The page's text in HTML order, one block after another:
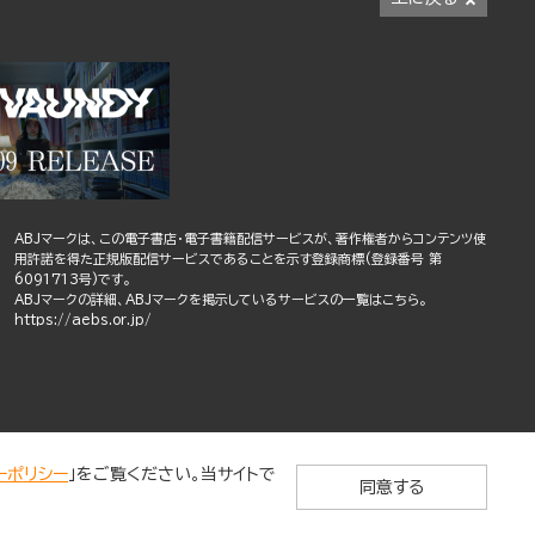
ABJマークは、この電子書店・電子書籍配信サービスが、著作権者からコンテンツ使
用許諾を得た正規版配信サービスであることを示す登録商標(登録番号 第
6091713号)です。
ABJマークの詳細、ABJマークを掲示しているサービスの一覧はこちら。
https://aebs.or.jp/
ポリシー 」をご覧ください。当サイトで
同意する